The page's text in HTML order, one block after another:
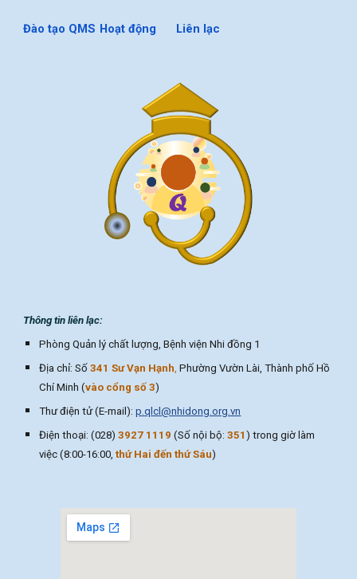
Đào tạo QMS Hoạt động Liên lạc
Thông tin liên lạc:
Phòng Quản lý chất lượng,Bệnh viện Nhi đồng 1
Địa chỉ: Số341 Sư Vạn Hạnh, Phường Vườn Lài, Thành phố Hồ
Chí Minh (vào cổng số 3)
Thư điện tử (E-mail):p.qlcl@nhidong.org.vn
Điện thoại: (028)3927 1119 (Số nội bộ:351) trong giờ làm
việc (8:00-16:00,thứ Hai đến thứ Sáu)